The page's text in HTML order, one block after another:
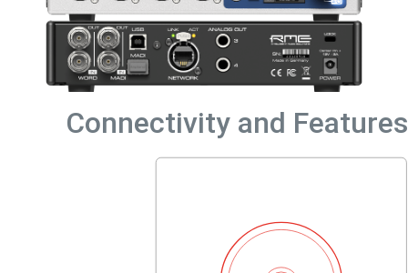
Connectivity and Features